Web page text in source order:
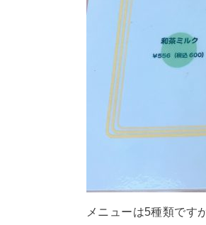
メニューは5種類です